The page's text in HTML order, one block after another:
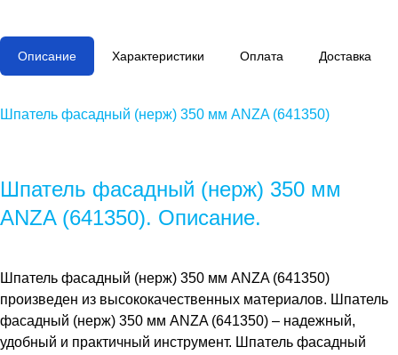
Описание Характеристики Оплата Доставка
Шпатель фасадный (нерж) 350 мм ANZA (641350)
Шпатель фасадный (нерж) 350 мм
ANZA (641350). Описание.
Шпатель фасадный (нерж) 350 мм ANZA (641350)
произведен из высококачественных материалов. Шпатель
фасадный (нерж) 350 мм ANZA (641350) – надежный,
удобный и практичный инструмент. Шпатель фасадный